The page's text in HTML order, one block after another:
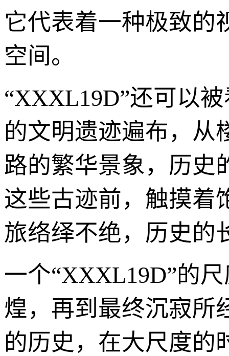
它代表着一种极致的
空间。
“XXXL19D”还可以
的文明遗迹遍布，从
路的繁华景象，历史
这些古迹前，触摸着
旅络绎不绝，历史的
一个“XXXL19D”的
煌，再到最终沉寂所
的历史，在大尺度的